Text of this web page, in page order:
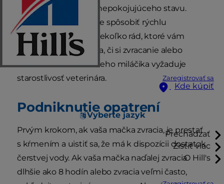
Zaregistrovať sa
Kde kúpiť
Vyberte jazyk
Prechádzať
Zistiť viac
O Hill's
byť príznakom viac znepokojujúceho stavu.
Najmä zvracanie môže spôsobiť rýchlu
dehydratáciu. Tu je niekoľko rád, ktoré vám
pomôžu rozhodnúť sa, či si zvracanie alebo
hnačka vášho domáceho miláčika vyžaduje
starostlivosť veterinára.
Podniknutie opatrení
Prvým krokom, ak vaša mačka zvracia, je prestať
s kŕmením a uistiť sa, že má k dispozícii dostatok
čerstvej vody. Ak vaša mačka naďalej zvracia
dlhšie ako 8 hodín alebo zvracia veľmi často,